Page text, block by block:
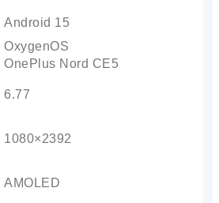
Android 15
OxygenOS
OnePlus Nord CE5
6.77
1080×2392
AMOLED